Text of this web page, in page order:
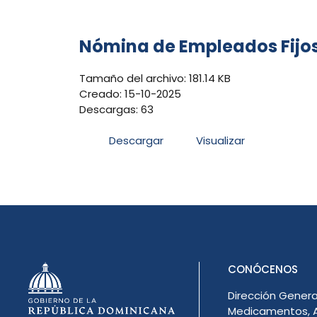
Nómina de Empleados
Tamaño del archivo: 181.14 KB
Creado: 15-10-2025
Descargas: 63
Descargar Visualizar
CONÓCENOS
Dirección
Medicamentos,